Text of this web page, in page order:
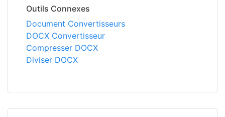
Outils Connexes
Document Convertisseurs
DOCX Convertisseur
Compresser DOCX
Diviser DOCX